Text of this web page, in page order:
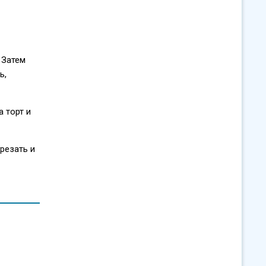
торт и
и